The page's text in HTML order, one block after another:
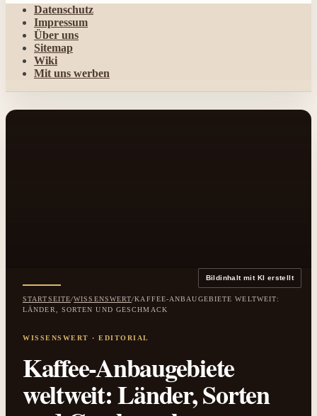
Datenschutz
Impressum
Über uns
Sitemap
Wiki
Mit uns werben
STARTSEITE/WISSENSWERT/KAFFEE-ANBAUGEBIETE WELTWEIT:
LÄNDER, SORTEN UND GESCHMACK
Kaffee-Anbaugebiete
weltweit: Länder, Sorten
Bildinhalt mit KI erstellt